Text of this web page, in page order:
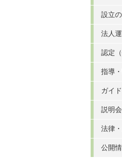
設立
法人
認定
指導
ガイ
説明
法律
公開